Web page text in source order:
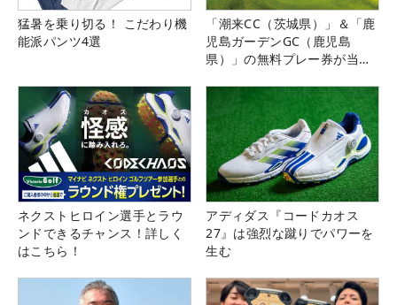
猛暑を乗り切る！ こだわり機
能派パンツ4選
「潮来CC（茨城県）」＆「鹿
児島ガーデンGC（鹿児島
県）」の無料プレー券が当た
ネクストヒロイン選手とラウ
ンドできるチャンス！詳しく
はこちら！
アディダス『コードカオス
27』は強烈な蹴りでパワーを
生む